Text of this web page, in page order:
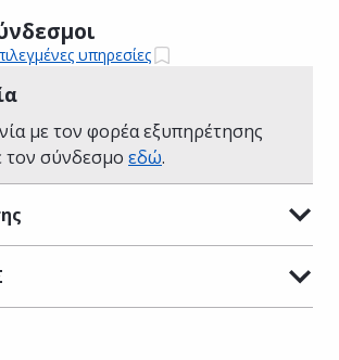
υπηρεσίες
με τον φορέα εξυπηρέτησης
τον σύνδεσμο εδώ.